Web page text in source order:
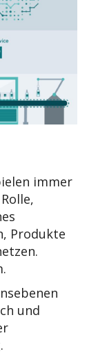
immer
Produkte
und